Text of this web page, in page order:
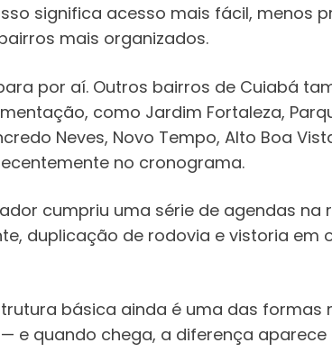
significa acesso mais fácil, menos
mais organizados.
por aí. Outros bairros de Cuiabá
como Jardim Fortaleza,
Neves, Novo Tempo, Alto Boa
no cronograma.
cumpriu uma série de agendas na
duplicação de rodovia e vistoria em
básica ainda é uma das formas
e quando chega, a diferença aparece